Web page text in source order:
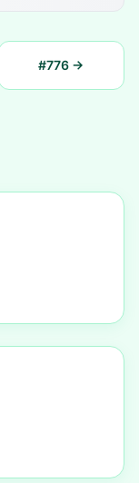
#776 →